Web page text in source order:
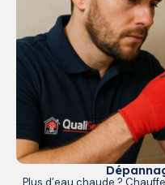
Plus d’eau chaude ?